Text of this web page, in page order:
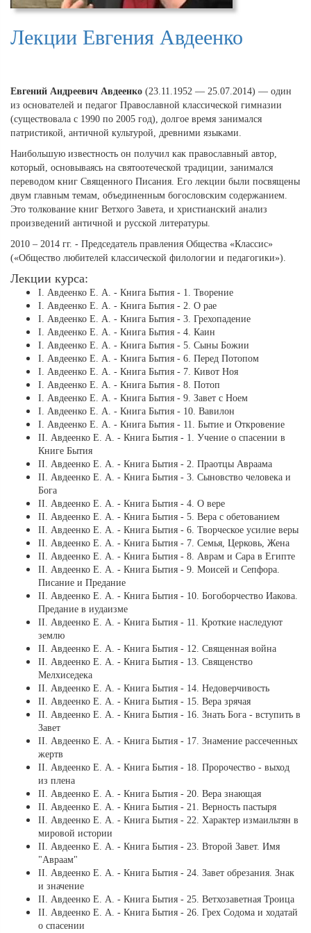
Лекции Евгения Авдеенко
Евгений Андреевич Авдеенко (23.11.1952 — 25.07.2014) — один
из основателей и педагог Православной классической гимназии
(существовала с 1990 по 2005 год), долгое время занимался
патристикой, античной культурой, древними языками.
Наибольшую известность он получил как православный автор,
который, основываясь на святоотеческой традиции, занимался
переводом книг Священного Писания. Его лекции были посвящены
двум главным темам, объединенным богословским содержанием.
Это толкование книг Ветхого Завета, и христианский анализ
произведений античной и русской литературы.
2010 – 2014 гг. - Председатель правления Общества «Классис»
(«Общество любителей классической филологии и педагогики»).
Лекции курса:
І. Авдеенко Е. А. - Книга Бытия - 1. Творение
І. Авдеенко Е. А. - Книга Бытия - 2. О рае
І. Авдеенко Е. А. - Книга Бытия - 3. Грехопадение
І. Авдеенко Е. А. - Книга Бытия - 4. Каин
І. Авдеенко Е. А. - Книга Бытия - 5. Сыны Божии
І. Авдеенко Е. А. - Книга Бытия - 6. Перед Потопом
І. Авдеенко Е. А. - Книга Бытия - 7. Кивот Ноя
І. Авдеенко Е. А. - Книга Бытия - 8. Потоп
І. Авдеенко Е. А. - Книга Бытия - 9. Завет с Ноем
І. Авдеенко Е. А. - Книга Бытия - 10. Вавилон
І. Авдеенко Е. А. - Книга Бытия - 11. Бытие и Откровение
ІІ. Авдеенко Е. А. - Книга Бытия - 1. Учение о спасении в
Книге Бытия
ІІ. Авдеенко Е. А. - Книга Бытия - 2. Праотцы Авраама
ІІ. Авдеенко Е. А. - Книга Бытия - 3. Сыновство человека и
Бога
ІІ. Авдеенко Е. А. - Книга Бытия - 4. О вере
ІІ. Авдеенко Е. А. - Книга Бытия - 5. Вера с обетованием
ІІ. Авдеенко Е. А. - Книга Бытия - 6. Творческое усилие веры
ІІ. Авдеенко Е. А. - Книга Бытия - 7. Семья, Церковь, Жена
ІІ. Авдеенко Е. А. - Книга Бытия - 8. Аврам и Сара в Египте
ІІ. Авдеенко Е. А. - Книга Бытия - 9. Моисей и Сепфора.
Писание и Предание
ІІ. Авдеенко Е. А. - Книга Бытия - 10. Богоборчество Иакова.
Предание в иудаизме
ІІ. Авдеенко Е. А. - Книга Бытия - 11. Кроткие наследуют
землю
ІІ. Авдеенко Е. А. - Книга Бытия - 12. Священная война
ІІ. Авдеенко Е. А. - Книга Бытия - 13. Священство
Мелхиседека
ІІ. Авдеенко Е. А. - Книга Бытия - 14. Недоверчивость
ІІ. Авдеенко Е. А. - Книга Бытия - 15. Вера зрячая
ІІ. Авдеенко Е. А. - Книга Бытия - 16. Знать Бога - вступить в
Завет
ІІ. Авдеенко Е. А. - Книга Бытия - 17. Знамение рассеченных
жертв
ІІ. Авдеенко Е. А. - Книга Бытия - 18. Пророчество - выход
из плена
ІІ. Авдеенко Е. А. - Книга Бытия - 20. Вера знающая
ІІ. Авдеенко Е. А. - Книга Бытия - 21. Верность пастыря
ІІ. Авдеенко Е. А. - Книга Бытия - 22. Характер измаильтян в
мировой истории
ІІ. Авдеенко Е. А. - Книга Бытия - 23. Второй Завет. Имя
"Авраам"
ІІ. Авдеенко Е. А. - Книга Бытия - 24. Завет обрезания. Знак
и значение
ІІ. Авдеенко Е. А. - Книга Бытия - 25. Ветхозаветная Троица
ІІ. Авдеенко Е. А. - Книга Бытия - 26. Грех Содома и ходатай
о спасении